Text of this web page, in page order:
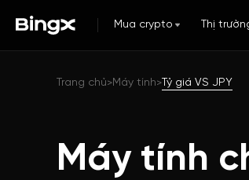
Mua crypto Thị
Trang chủ>Máy tính> Tỷ giá VS JPY
Máy tính